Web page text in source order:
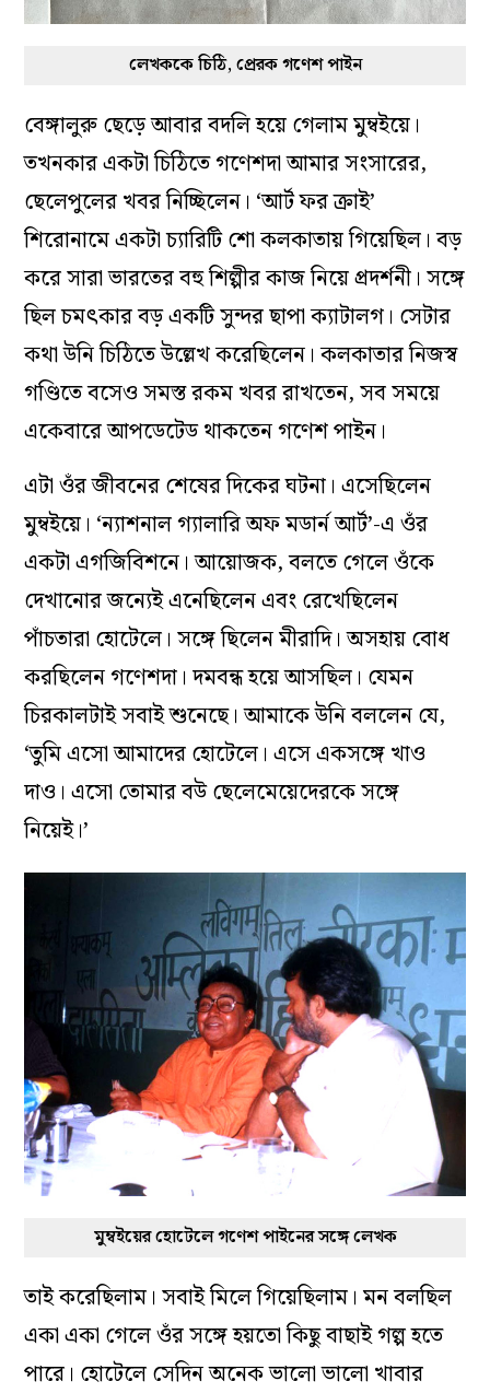
লেখককে চিঠি, প্রেরক গণেশ পাইন
বেঙ্গালুরু ছেড়ে আবার বদলি হয়ে গেলাম মুম্বইয়ে।
তখনকার একটা চিঠিতে গণেশদা আমার সংসারের,
ছেলেপুলের খবর নিচ্ছিলেন। ‘আর্ট ফর ক্রাই’
শিরোনামে একটা চ্যারিটি শো কলকাতায় গিয়েছিল। বড়
করে সারা ভারতের বহু শিল্পীর কাজ নিয়ে প্রদর্শনী। সঙ্গে
ছিল চমৎকার বড় একটি সুন্দর ছাপা ক্যাটালগ। সেটার
কথা উনি চিঠিতে উল্লেখ করেছিলেন। কলকাতার নিজস্ব
গণ্ডিতে বসেও সমস্ত রকম খবর রাখতেন, সব সময়ে
একেবারে আপডেটেড থাকতেন গণেশ পাইন।
এটা ওঁর জীবনের শেষের দিকের ঘটনা। এসেছিলেন
মুম্বইয়ে। ‘ন্যাশনাল গ্যালারি অফ মডার্ন আর্ট’-এ ওঁর
একটা এগজিবিশনে। আয়োজক, বলতে গেলে ওঁকে
দেখানোর জন্যেই এনেছিলেন এবং রেখেছিলেন
পাঁচতারা হোটেলে। সঙ্গে ছিলেন মীরাদি। অসহায় বোধ
করছিলেন গণেশদা। দমবন্ধ হয়ে আসছিল। যেমন
চিরকালটাই সবাই শুনেছে। আমাকে উনি বললেন যে,
‘তুমি এসো আমাদের হোটেলে। এসে একসঙ্গে খাও
দাও। এসো তোমার বউ ছেলেমেয়েদেরকে সঙ্গে
নিয়েই।’
মুম্বইয়ের হোটেলে গণেশ পাইনের সঙ্গে লেখক
তাই করেছিলাম। সবাই মিলে গিয়েছিলাম। মন বলছিল
একা একা গেলে ওঁর সঙ্গে হয়তো কিছু বাছাই গল্প হতে
পারে। হোটেলে সেদিন অনেক ভালো ভালো খাবার